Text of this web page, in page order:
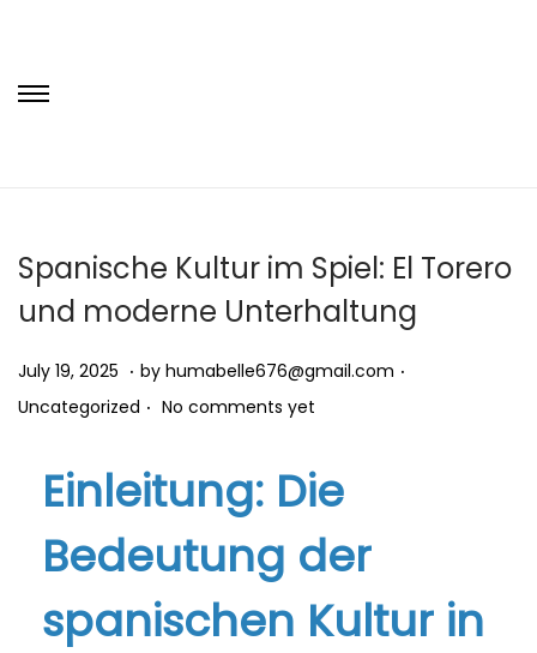
o
n
v
i
i
o
n
o
c
n
t
Spanische Kultur im Spiel: El Torero
und moderne Unterhaltung
P
o
July 19, 2025 S
e
e
m
b
e
r
. by humabelle676@gmail.com .
n
Uncategorized . No comments yet
Einleitung: Die
Bedeutung der
spanischen Kultur in